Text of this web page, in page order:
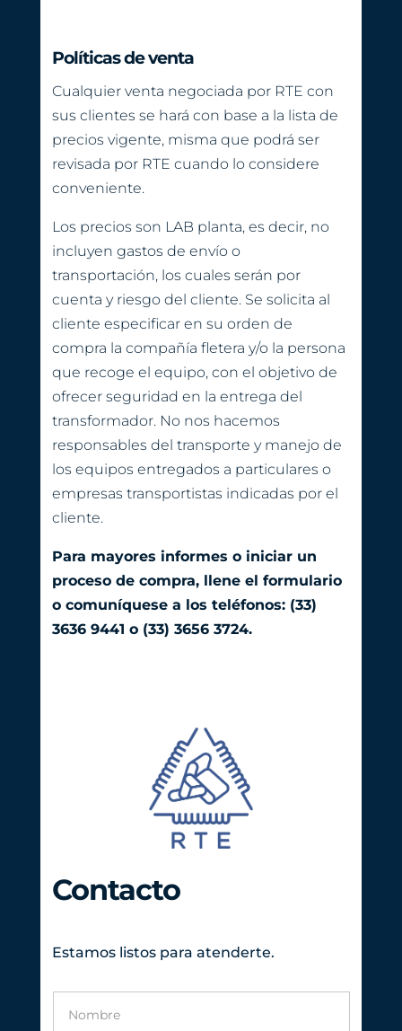
Políticas de venta
Cualquier venta negociada por RTE con
sus clientes se hará con base a la lista de
precios vigente, misma que podrá ser
revisada por RTE cuando lo considere
conveniente.
Los precios son LAB planta, es decir, no
incluyen gastos de envío o
transportación, los cuales serán por
cuenta y riesgo del cliente. Se solicita al
cliente especificar en su orden de
compra la compañía fletera y/o la persona
que recoge el equipo, con el objetivo de
ofrecer seguridad en la entrega del
transformador. No nos hacemos
responsables del transporte y manejo de
los equipos entregados a particulares o
empresas transportistas indicadas por el
cliente.
Para mayores informes o iniciar un
proceso de compra, llene el formulario
o comuníquese a los teléfonos: (33)
3636 9441 o (33) 3656 3724.
Contacto
Estamos listos para atenderte.